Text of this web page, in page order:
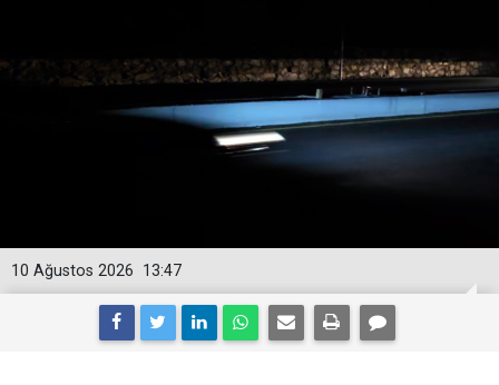
13:47
10 Ağustos 2026